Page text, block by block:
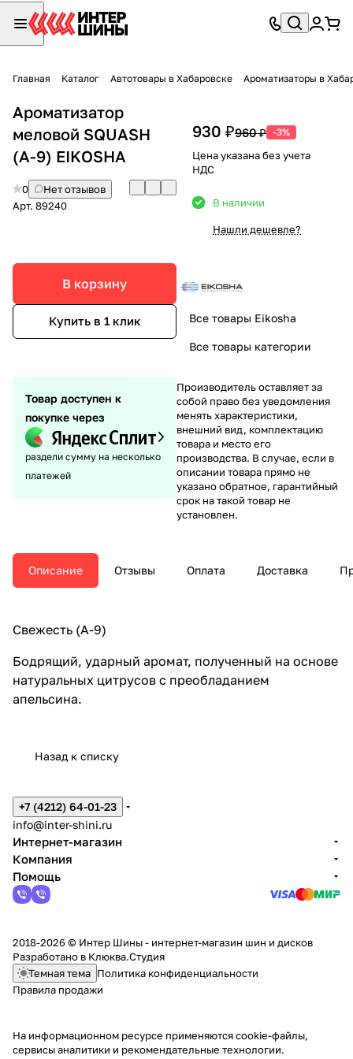
Главная Каталог Автотовары в Хабаровске Ароматизаторы в
Ароматизатор
меловой SQUASH
(A-9) EIKOSHA
0
Нет отзывов
Арт. 89240
В корзину
Купить в 1 клик
Товар доступен к
покупке через
раздели сумму на несколько
платежей
930 ₽960 ₽ -3%
Цена указана без учета
НДС
В наличии
Нашли дешевле?
Все товары Eikosha
Все товары категории
Производитель оставляет за
собой право без уведомления
менять характеристики,
внешний вид, комплектацию
товара и место его
производства. В случае, если в
описании товара прямо не
указано обратное, гарантийный
срок на такой товар не
установлен.
Описание Отзывы Оплата Доставка
Свежесть (A-9)
Бодрящий, ударный аромат, полученный на основе
натуральных цитрусов с преобладанием
апельсина.
Назад к списку
+7 (4212) 64-01-23
info@inter-shini.ru
Интернет-магазин
Компания
Помощь
2018-2026 © Интер Шины - интернет-магазин шин и дисков
Разработано в Клюква.Студия
Темная тема Политика конфиденциальности
Правила продажи
На информационном ресурсе применяютсяcookie-файлы,
сервисы аналитики и рекомендательные технологии.